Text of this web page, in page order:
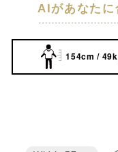
AIがあなたに
154cm /